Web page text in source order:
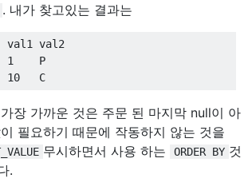
. 내가 찾고있는 결과는
val1 val2
1
    P
10
   C
장 가까운 것은 주문 된 마지막 null이 아
필요하기 때문에 작동하지 않는 것을
무시하면서 사용 하는 ORDER BY 것
.